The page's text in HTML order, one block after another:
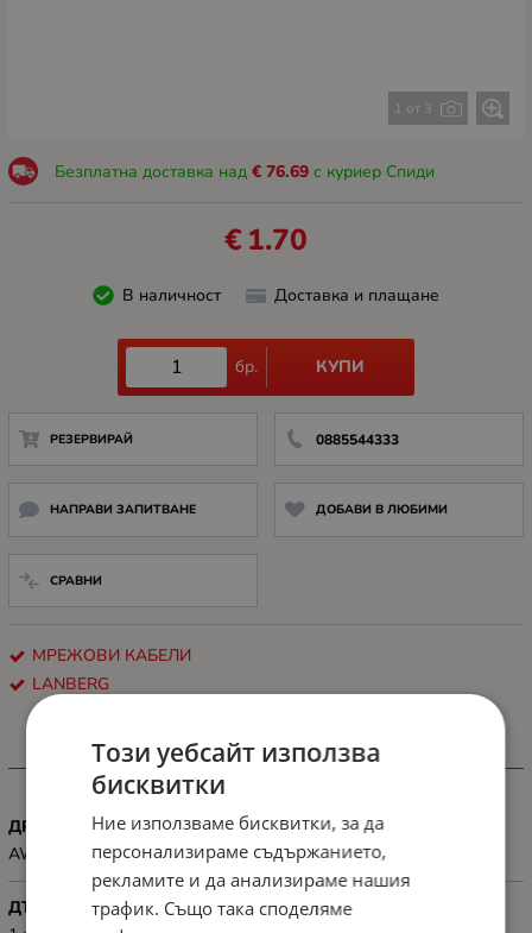
1 от 3
Безплатна доставка над 76.69
€ с куриер Спиди
1.70
€
В наличност Доставка и плащане
бр. КУПИ
РЕЗЕРВИРАЙ 0885544333
НАПРАВИ ЗАПИТВАНЕ ДОБАВИ В ЛЮБИМИ
СРАВНИ
МРЕЖОВИ КАБЕЛИ
LANBERG
ХАРАКТЕРИСТИКИ
ДРУГИ
AWG: 26
ДЪЛЖИНА, М
Този уебсайт използва
бисквитки
Ние използваме бисквитки, за да
персонализираме съдържанието,
рекламите и да анализираме нашия
трафик. Също така споделяме